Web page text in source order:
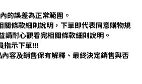
的誤差為正常範圍。
關條款細則說明，下單即代表同意購物規
請耐心觀看完相關條款細則說明。
指示下單!!!
容及銷售保有解釋、最終決定銷售與否